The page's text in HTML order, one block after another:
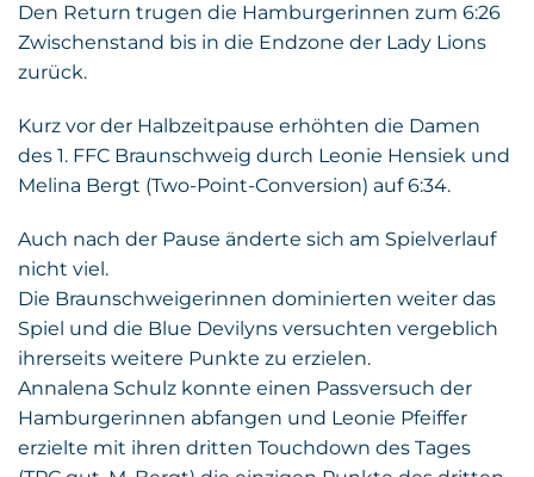
Den Return trugen die Hamburgerinnen zum 6:26
Zwischenstand bis in die Endzone der Lady Lions
zurück.
Kurz vor der Halbzeitpause erhöhten die Damen
des 1. FFC Braunschweig durch Leonie Hensiek und
Melina Bergt (Two-Point-Conversion) auf 6:34.
Auch nach der Pause änderte sich am Spielverlauf
nicht viel.
Die Braunschweigerinnen dominierten weiter das
Spiel und die Blue Devilyns versuchten vergeblich
ihrerseits weitere Punkte zu erzielen.
Annalena Schulz konnte einen Passversuch der
Hamburgerinnen abfangen und Leonie Pfeiffer
erzielte mit ihren dritten Touchdown des Tages